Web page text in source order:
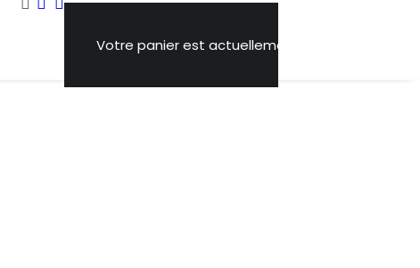
Votre panier est actuellement vide.